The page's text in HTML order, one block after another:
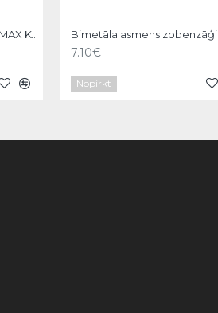
Asgala kalts 600mm, SDS-MAX KWB
7.10€
Nopirkt